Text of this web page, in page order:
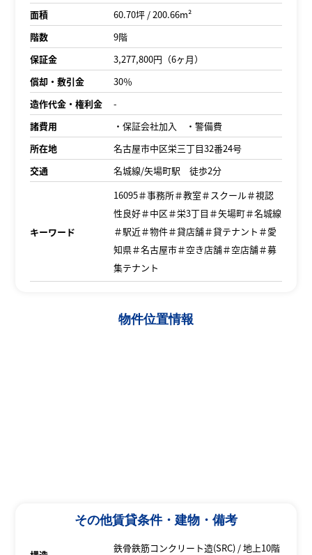
面積
60.70坪 / 200.66m²
階数
9階
保証金
3,277,800円（6ヶ月）
償却・敷引金
30％
造作代金・権利金
-
諸費用
・保証会社加入 ・警備費
所在地
名古屋市中区栄三丁目32番24号
交通
名城線/矢場町駅 徒歩2分
キーワード
16095＃事務所＃教室＃スクール＃視認
性良好＃中区＃栄3丁目＃矢場町＃名城線
＃駅近＃物件＃貸店舗＃貸テナント＃愛
知県＃名古屋市＃空き店舗＃空店舗＃募
集テナント
物件位置情報
その他賃貸条件・建物・備考
鉄骨鉄筋コンクリート造(SRC) / 地上10階